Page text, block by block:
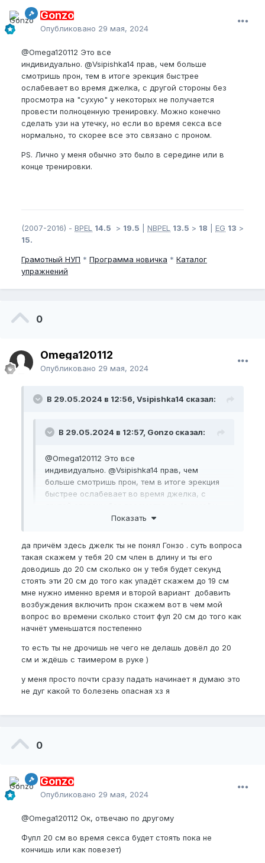
Gonzo
Опубликовано 29 мая, 2024
@Omega120112 Это все
индивидуально. @Vsipishka14 прав, чем больше
смотришь прон, тем в итоге эрекция быстрее
ослабевает во время джелка, с другой стороны без
просмотра на "сухую" у некоторых не получается
провести полноценную тренировку. Можно конечно
сделать узи на утечку, но если во время секса все
нормально, то скорее все это связано с проном.
PS. Лично у меня обычно это было в середине или в
конце тренировки.
(2007-2016) - BPEL 14.5 > 19.5 NBPEL 13.5 > 18 EG 13 >
15.
Грамотный НУП * Программа новичка * Каталог
упражнений
0
Omega120112
Опубликовано 29 мая, 2024
В 29.05.2024 в 12:56, Vsipishka14 сказал:
В 29.05.2024 в 12:57, Gonzo сказал:
@Omega120112 Это все
индивидуально. @Vsipishka14 прав, чем
больше смотришь прон, тем в итоге эрекция
быстрее ослабевает во время джелка, с
некоторых не получается провести
сделать узи на утечку, но если во время
секса все нормально, то скорее все это
связано с проном.
PS. Лично у меня обычно это было в середине
или конце тренировки.
Показать
Показать
да причём здесь джелк ты не понял Гонзо . суть вопроса
такая скажем у тебя 20 см член в длину и ты его
доводишь до 20 см сколько он у тебя будет секунд
стоять эти 20 см до того как упадёт скажем до 19 см
мне нужно именно время и второй вариант добавить
возбуждения включить прон скажем вот в чем мой
вопрос во времени сколько стоит фул 20 см до того как
начнёт уменьшатся постепенно
то есть ты не дрочишь не чего не делашь довёл до 20
см и ждёшь с таимером в руке )
у меня просто почти сразу падать начинает я думаю это
не дуг какой то болезень опасная хз я
0
Gonzo
Опубликовано 29 мая, 2024
@Omega120112 Ок, отвечаю по другому
Фулл 20 см во время секса будет стоять пока не
кончишь или как повезет)